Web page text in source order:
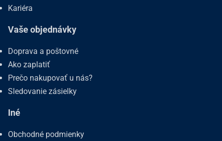
Kariéra
Vaše objednávky
Doprava a poštovné
Ako zaplatiť
Prečo nakupovať u nás?
Sledovanie zásielky
Iné
Obchodné podmienky